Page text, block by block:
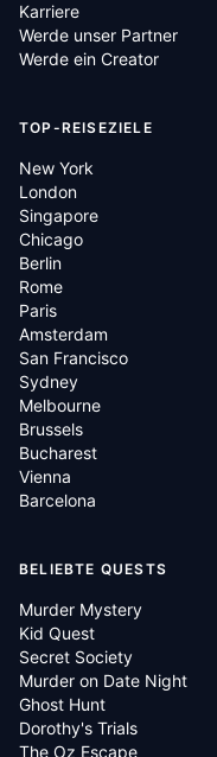
Karriere
Werde unser Partner
Werde ein Creator
TOP-REISEZIELE
New York
London
Singapore
Chicago
Berlin
Rome
Paris
Amsterdam
San Francisco
Sydney
Melbourne
Brussels
Bucharest
Vienna
Barcelona
BELIEBTE QUESTS
Murder Mystery
Kid Quest
Secret Society
Murder on Date Night
Ghost Hunt
Dorothy's Trials
The Oz Escape